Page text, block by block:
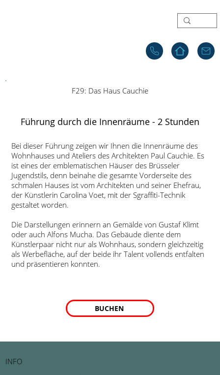
F29: Das Haus Cauchie
Führung durch die Innenräume - 2 Stunden
Bei dieser Führung zeigen wir Ihnen die Innenräume des
Wohnhauses und Ateliers des Architekten Paul Cauchie. Es
ist eines der emblematischen Häuser des Brüsseler
Jugendstils, denn beinahe die gesamte Vorderseite des
schmalen Hauses ist vom Architekten und seiner Ehefrau,
der Künstlerin Carolina Voet, mit der Sgraffiti-Technik
gestaltet worden.
Die Darstellungen erinnern an Gemälde von Gustaf Klimt
oder auch Alfons Mucha. Das Gebäude diente dem
Künstlerpaar nicht nur als Wohnhaus, sondern gleichzeitig
als Werbefläche, auf der beide ihr Talent vollends entfalten
und präsentieren konnten.
BUCHEN
INFO